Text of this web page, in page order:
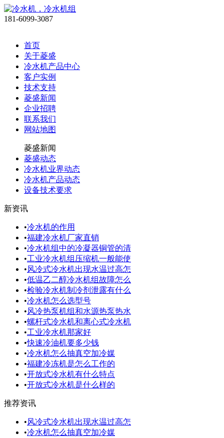
181-6099-3087
首页
关于菱盛
冷水机产品中心
客户实例
技术支持
菱盛新闻
企业招聘
联系我们
网站地图
菱盛新闻
菱盛动态
冷水机业界动态
冷水机产品动态
设备技术要求
新资讯
•冷水机的作用
•福建冷水机厂家直销
•冷水机组中的冷凝器铜管的清
•工业冷水机组压缩机一般能使
•风冷式冷水机出现水温过高怎
•低温乙二醇冷水机组故障怎么
•检验冷水机制冷剂泄露有什么
•冷水机怎么选型号
•风冷热泵机组和水源热泵热水
•螺杆式冷水机和离心式冷水机
•工业冷水机那家好
•快速冷油机要多少钱
•冷水机怎么抽真空加冷媒
•福建冷冻机是怎么工作的
•开放式冷水机有什么特点
•开放式冷水机是什么样的
推荐资讯
•风冷式冷水机出现水温过高怎
•冷水机怎么抽真空加冷媒